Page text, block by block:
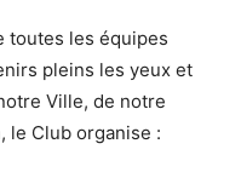
toutes les équipes
pleins les yeux et
Ville, de notre
le Club organise :